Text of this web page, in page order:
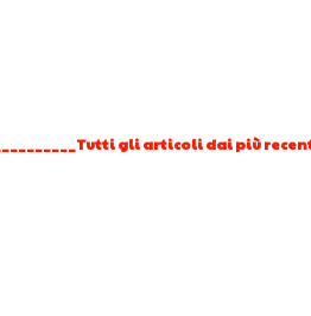
__________Tutti gli articoli dai più